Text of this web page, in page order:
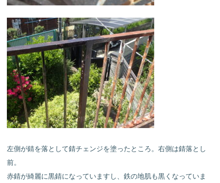
左側が錆を落として錆チェンジを塗ったところ。右側は錆落とし
前。
赤錆が綺麗に黒錆になっていますし、鉄の地肌も黒くなっていま